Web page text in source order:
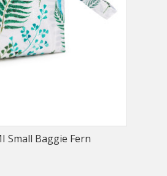
Small Baggie Fern